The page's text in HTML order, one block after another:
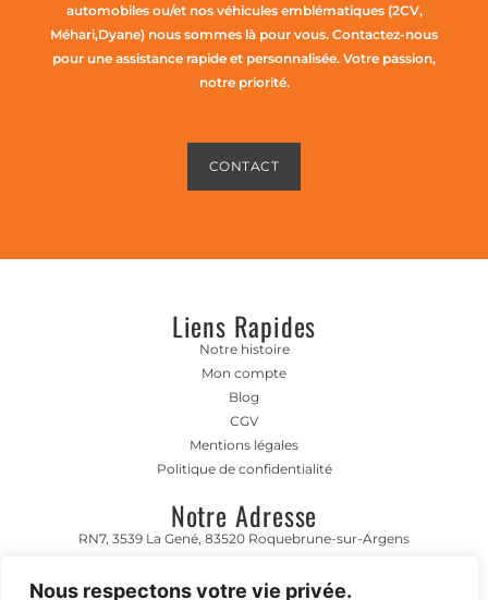
Nous respectons votre vie privée.
automobiles ou/et nos véhicules emblématiques (2CV,
Méhari,Dyane) nous sommes là pour vous. Contactez-nous
pour une assistance rapide et personnalisée. Votre passion,
notre priorité.
CONTACT
Liens Rapides
Notre histoire
Mon compte
Blog
CGV
Mentions légales
Politique de confidentialité
Notre Adresse
RN7, 3539 La Gené, 83520 Roquebrune-sur-Argens
Horaire D'ouverture